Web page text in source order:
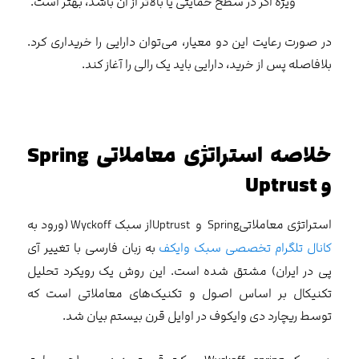
در صورت رعایت این دو معیار، می‌توان دارایی را خریداری کرد.
بلافاصله پس از خرید، دارایی باید یک رالی را آغاز کند.
خلاصه استراتژی معاملاتی Spring
و Uptrust
استراتژی معاملاتیSpring و Uptrustاز سبک Wyckoff (ورود به
کانال تلگرام تخصصی سبک وایکف به زبان فارسی با تغییر آی
پی در ایران) مشتق شده است. این روش یک رویکرد تحلیل
تکنیکال بر اساس اصول و تکنیک‌های معاملاتی است که
توسط ریچارد دی وایکوف در اوایل قرن بیستم بیان شد.